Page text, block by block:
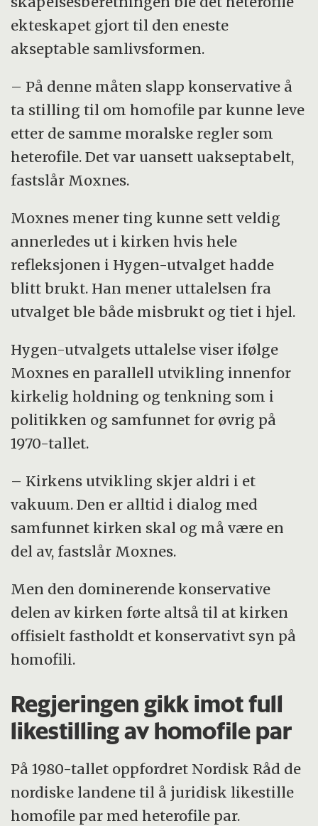
ekteskapet gjort til den eneste
akseptable samlivsformen.
– På denne måten slapp konservative å
ta stilling til om homofile par kunne leve
etter de samme moralske regler som
heterofile. Det var uansett uakseptabelt,
fastslår Moxnes.
Moxnes mener ting kunne sett veldig
annerledes ut i kirken hvis hele
refleksjonen i Hygen-utvalget hadde
blitt brukt. Han mener uttalelsen fra
utvalget ble både misbrukt og tiet i hjel.
Hygen-utvalgets uttalelse viser ifølge
Moxnes en parallell utvikling innenfor
kirkelig holdning og tenkning som i
politikken og samfunnet for øvrig på
1970-tallet.
– Kirkens utvikling skjer aldri i et
vakuum. Den er alltid i dialog med
samfunnet kirken skal og må være en
del av, fastslår Moxnes.
Men den dominerende konservative
delen av kirken førte altså til at kirken
offisielt fastholdt et konservativt syn på
homofili.
Regjeringen gikk imot full
likestilling av homofile par
På 1980-tallet oppfordret Nordisk Råd de
nordiske landene til å juridisk likestille
homofile par med heterofile par.